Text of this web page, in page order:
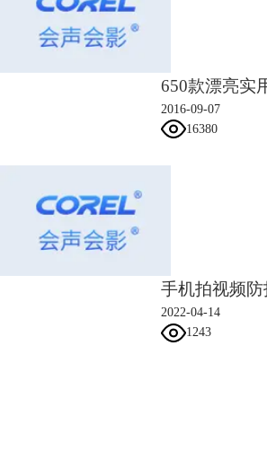
11、而后在起始帧时设置位置参数：X=Y=0，
添加关键帧，将其阻光度改为41；末尾帧则将位
X=-100，Y=0，阻光度41，点击确定
2016-09-07
16380
2022-04-14
1243